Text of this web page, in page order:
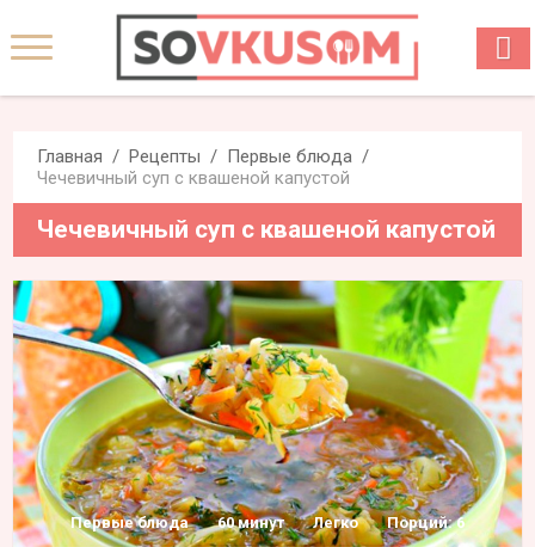
Главная Рецепты
Первые блюда
Чечевичный суп с квашеной капустой
Чечевичный суп с квашеной капустой
Первые блюда 60 минут Легко Порций: 6